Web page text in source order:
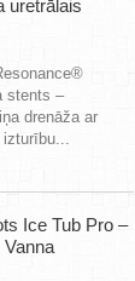
uretrālais
stents –
drenāža ar
izturību...
Ice Tub Pro –
Vanna